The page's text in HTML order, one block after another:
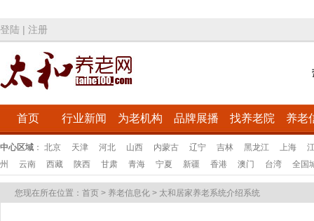
登陆 | 注册
首页 行业新闻 为老机构 品牌展播 找养老院 养老
中心区域 ： 北京 天津 河北 山西 内蒙古 辽宁 吉林 黑龙江 上海
州
云南 西藏 陕西 甘肃 青海 宁夏 新疆 香港 澳门 台湾 全国
您现在所在位置： 首页 > 养老信息化 > 太和居家养老系统介绍系统